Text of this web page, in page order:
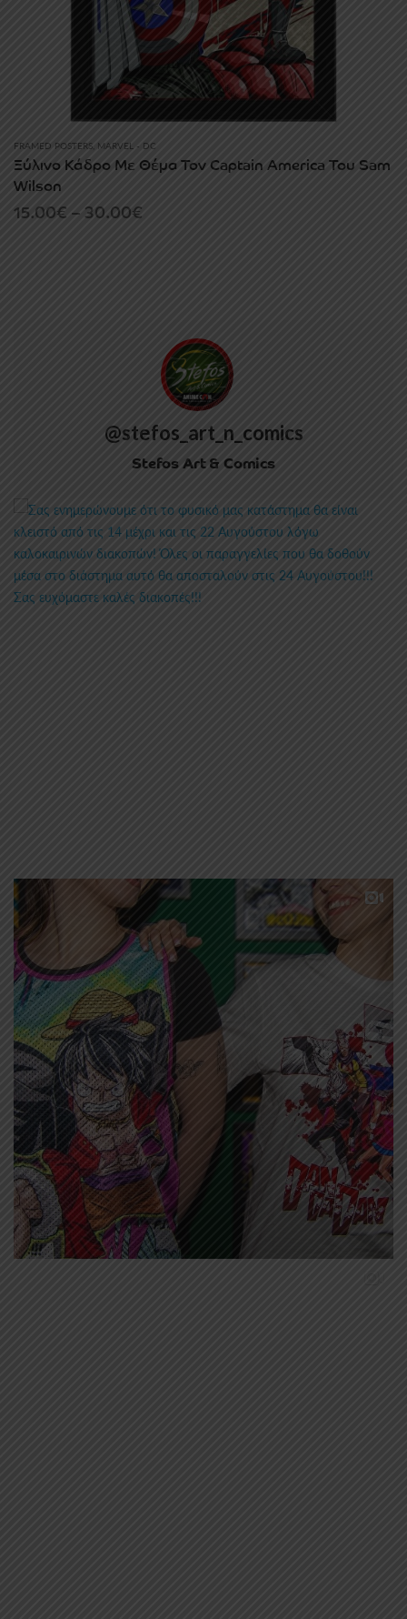
FRAMED POSTERS, MARVEL - DC
Ξύλινο Κάδρο Με Θέμα Τον Captain America Του Sam
Wilson
15.00€–30.00€
@stefos_art_n_comics
Stefos Art & Comics